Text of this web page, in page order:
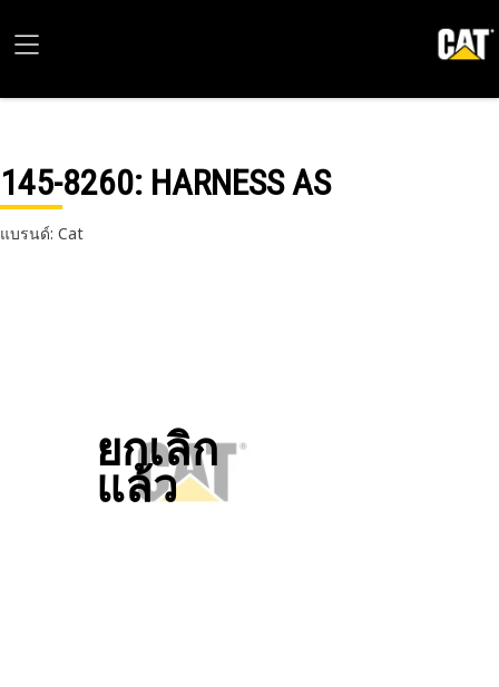
145-8260: HARNESS AS
แบรนด์: Cat
ยกเลิก
แล้ว